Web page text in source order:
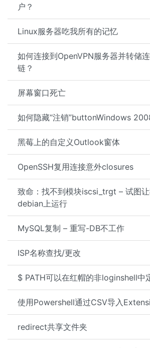
户？
Linux服务器吃我所有的记忆
如何连接到OpenVPN服务器并转储
链？
屏幕窗口死亡
如何隐藏“注销”buttonWindows
黑莓上的自定义Outlook窗体
OpenSSH复用连接意外closures
致命：找不到模块iscsi_trgt – 试图
debian上运行
MySQL复制 – 重写-DB不工作
ISP名称查找/更改
$ PATH可以在红帽的非loginshell中
使用Powershell通过CSV导入
redirect共享文件夹